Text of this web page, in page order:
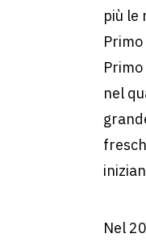
più le
nel
Nel